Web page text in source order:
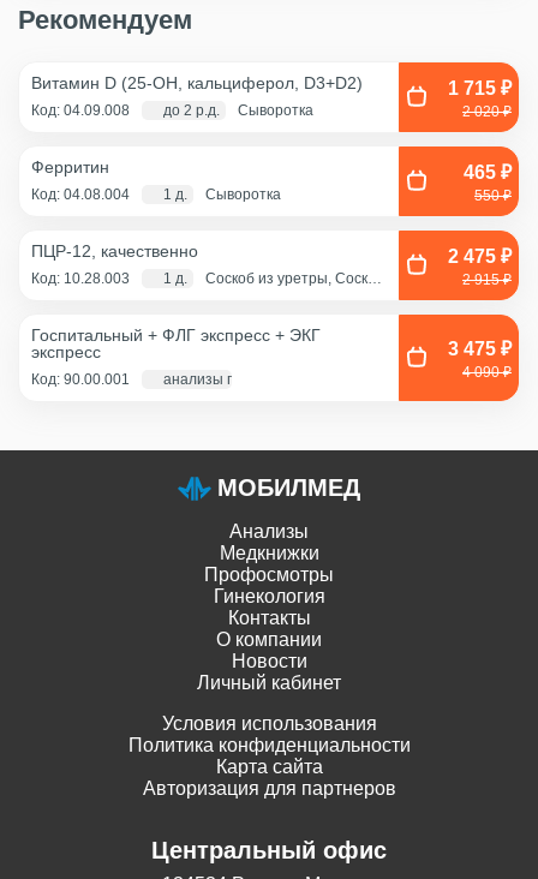
Рекомендуем
Витамин D (25-OH, кальциферол, D3+D2)
Код: 04.09.008 до 2 р.д. Сыворотка
1 715 ₽
2 020 ₽
Ферритин
Код: 04.08.004 1 д. Сыворотка
465 ₽
550 ₽
ПЦР-12, качественно
Код: 10.28.003 1 д.
Соскоб из уретры, Соскоб
канал+влагалище),
2 475 ₽
2 915 ₽
Госпитальный + ФЛГ экспресс + ЭКГ
экспресс
Код: 90.00.001 анализы по крови - 1 д., экг и флг - 1 час
3 475 ₽
4 090 ₽
МОБИЛМЕД
Анализы
Медкнижки
Профосмотры
Гинекология
Контакты
О компании
Новости
Личный кабинет
Условия использования
Политика конфиденциальности
Карта сайта
Авторизация для партнеров
Центральный офис